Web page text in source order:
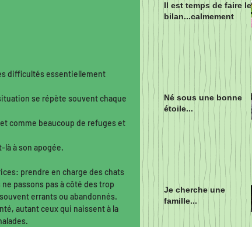
difficultés essentiellement
se répète souvent chaque
comme beaucoup de refuges et
là à son apogée.
prendre en charge des chats
passons pas à côté des trop
errants ou abandonnés.
autant ceux qui naissent à la
Il est temps de faire le
bilan...calmement
Né sous une bonne
étoile...
Je cherche une
famille...